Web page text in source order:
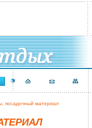
материал